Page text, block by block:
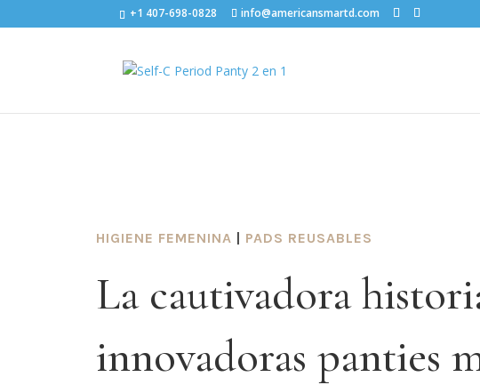
+1 407-698-0828 info@americansmartd.com
HIGIENE FEMENINA PADS REUSABLES
La cautivadora
innovadoras panties